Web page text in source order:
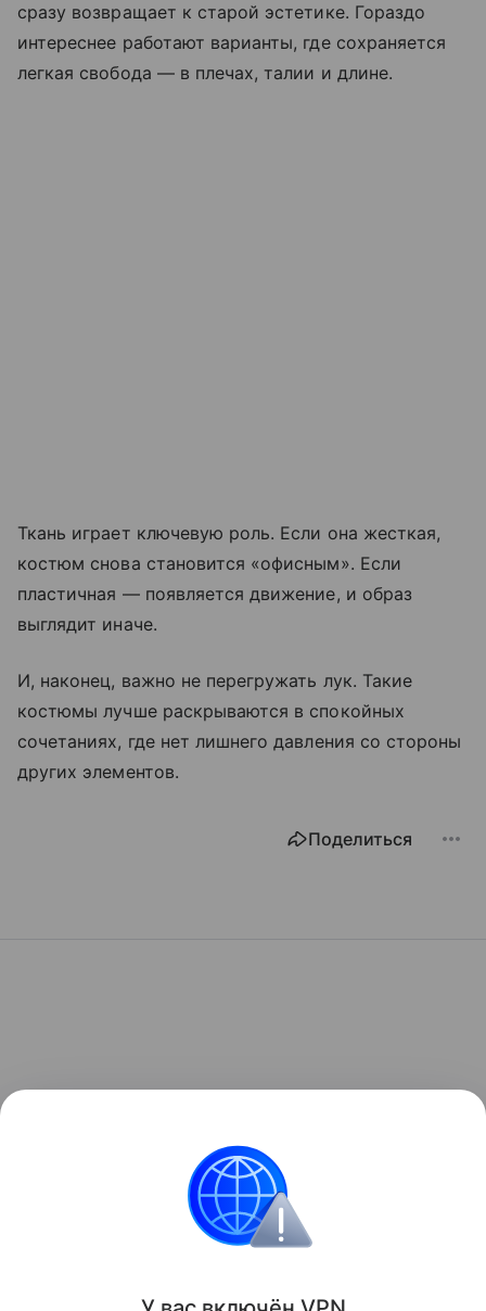
сразу возвращает к старой эстетике. Гораздо
интереснее работают варианты, где сохраняется
легкая свобода — в плечах, талии и длине.
Ткань играет ключевую роль. Если она жесткая,
костюм снова становится «офисным». Если
пластичная — появляется движение, и образ
выглядит иначе.
И, наконец, важно не перегружать лук. Такие
костюмы лучше раскрываются в спокойных
сочетаниях, где нет лишнего давления со стороны
других элементов.
Поделиться